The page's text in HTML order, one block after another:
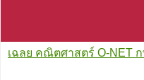
เฉลย คณิตศาสตร์ O-NET